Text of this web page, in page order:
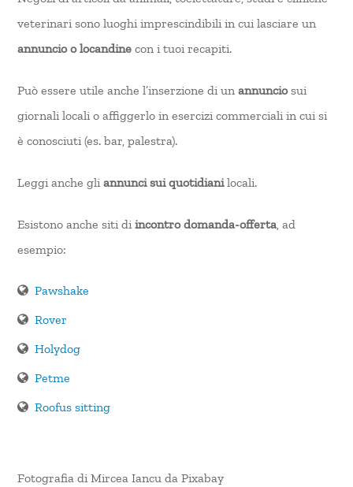
veterinari sono luoghi imprescindibili in cui lasciare un
annuncio o locandine con i tuoi recapiti.
Può essere utile anche l’inserzione di unannunciosui
giornali locali o affiggerlo in esercizi commerciali in cui si
è conosciuti (es. bar, palestra).
Leggi anche gli annunci sui quotidianilocali.
Esistono anche siti diincontro domanda-offerta , ad
esempio:
Pawshake
Rover
Holydog
Petme
Roofus sitting
Fotografia di Mircea Iancu da Pixabay